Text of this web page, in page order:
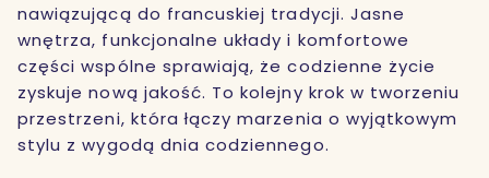
nawiązującą do francuskiej tradycji. Jasne
wnętrza, funkcjonalne układy i komfortowe
części wspólne sprawiają, że codzienne życie
zyskuje nową jakość. To kolejny krok w tworzeniu
przestrzeni, która łączy marzenia o wyjątkowym
stylu z wygodą dnia codziennego.